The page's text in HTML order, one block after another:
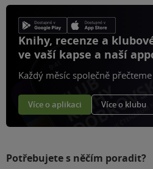
Knihy, recenze a
ve vaší kapse a naší
Každý měsíc společně
Více o aplikaci Více o klubu
Potřebujete s něčím poradit?